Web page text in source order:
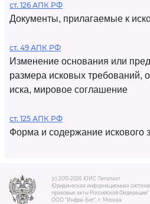
ст. 126 АПК РФ
Документы, прилагаемые к
ст. 49 АПК РФ
Изменение основания или
размера исковых требований,
иска, мировое соглашение
ст. 125 АПК РФ
Форма и содержание искового
(c) 2015-2026 ЮИС Легалакт
Юридическая информационная
правовые акты Российской Федерации"
ООО "Инфра-Бит", г. Москва.